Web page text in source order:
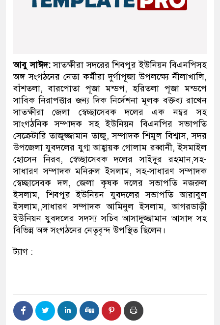
আবু সাঈদ:সাতক্ষীরা সদরের শিবপুর ইউনিয়ন বিএনপিসহ
অঙ্গ সংগঠনের নেতা কর্মীরা দুর্গাপূজা উপলক্ষ্যে নীলাখালি,
বাঁশতলা, বারপোতা পূজা মন্ডপ, হরিতলা পূজা মন্ডপে
সাবিক নিরাপত্তার জন্য দিক নির্দেশনা মূলক বক্তব্য রাখেন
সাতক্ষীরা জেলা স্বেচ্ছাসেবক দলের এক নম্বর সহ
সাংগঠনিক সম্পাদক সহ ইউনিয়ন বিএনপির সভাপতি
সেক্রেটারি তাজুজ্জামান তাজু, সম্পাদক শিমুল বিশ্বাস, সদর
উপজেলা যুবদলের যুগ্ম আহ্বায়ক গোলাম রব্বানী, ইসমাইল
হোসেন নিরব, স্বেচ্ছাসেবক দলের সাইদুর রহমান,সহ-
সাধারণ সম্পাদক মনিরুল ইসলাম, সহ-সাধারণ সম্পাদক
স্বেচ্ছাসেবক দল, জেলা কৃষক দলের সভাপতি নজরুল
ইসলাম, শিবপুর ইউনিয়ন যুবদলের সভাপতি আরাবুল
ইসলাম,,সাধারণ সম্পাদক আমিনুল ইসলাম, আগরডাড়ী
ইউনিয়ন যুবদলের সদস্য সচিব আসাদুজ্জামান আসাদ সহ
বিভিন্ন অঙ্গ সংগঠনের নেতৃবৃন্দ উপস্থিত ছিলেন।
ট্যাগ :